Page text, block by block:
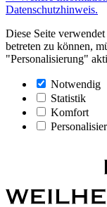
Datenschutzhinweis.
Diese Seite
betreten zu können,
"Personalisierung"
Notwendig
Statistik
Komfort